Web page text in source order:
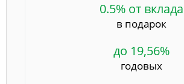
0.5% от вклада
в подарок
до 19,56%
годовых